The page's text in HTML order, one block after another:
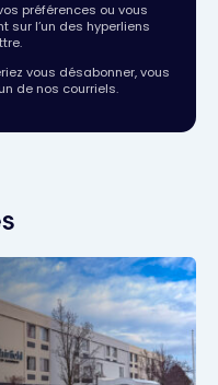
préférences ou vous
sur l’un des hyperliens
vous désabonner, vous
de nos courriels.